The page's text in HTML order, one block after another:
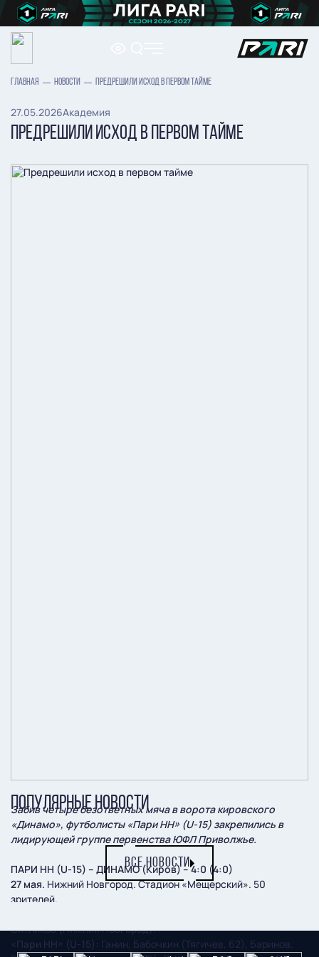
ГЛАВНАЯ НОВОСТИ ПРЕДРЕШИЛИ ИСХОД В ПЕРВОМ ТАЙМЕ
27.05.2026Академия
ПРЕДРЕШИЛИ ИСХОД В ПЕРВОМ ТАЙМЕ
Забив четыре безответных мяча в ворота кировского
«Динамо», футболисты «Пари НН» (U-15) закрепились в
лидирующей группе первенства ЮФЛ Приволжье.
ПАРИ НН (U-15) – ДИНАМО (Киров) – 4:0 (4:0)
27 мая. Нижний Новгород. Стадион «Мещерский». 50
зрителей.
Ситников (Нижний Новгород).
«Пари НН» (U-15): Ганин, Бабочкин (Тягичев, 62), Баринов,
ПОПУЛЯРНЫЕ НОВОСТИ
ВСЕ НОВОСТИ